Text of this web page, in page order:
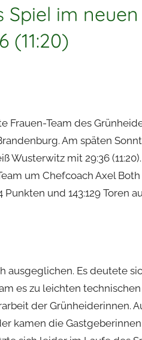
Spiel im
(11:20)
Frauen-Team des
Am späten
Wusterwitz mit 29:36
um Chefcoach Axel
und 143:129 Toren
ausgeglichen. Es deutete
es zu leichten
der Grünheiderinnen.
kamen die